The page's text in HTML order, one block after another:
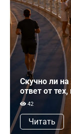
Скучно ли
ответ от
42
Читать